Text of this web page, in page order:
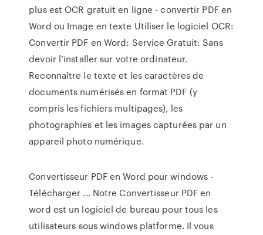
plus est OCR gratuit en ligne - convertir PDF en
Word ou Image en texte Utiliser le logiciel OCR:
Convertir PDF en Word: Service Gratuit: Sans
devoir l’installer sur votre ordinateur.
Reconnaître le texte et les caractères de
documents numérisés en format PDF (y
compris les fichiers multipages), les
photographies et les images capturées par un
appareil photo numérique.
Convertisseur PDF en Word pour windows -
Télécharger ... Notre Convertisseur PDF en
word est un logiciel de bureau pour tous les
utilisateurs sous windows platforme. Il vous